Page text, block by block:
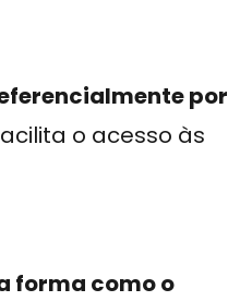
por
o acesso às
forma como o